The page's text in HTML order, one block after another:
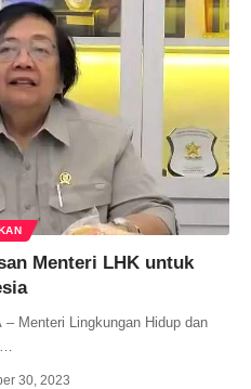
Menteri LHK untuk
Menteri Lingkungan Hidup dan
30, 2023